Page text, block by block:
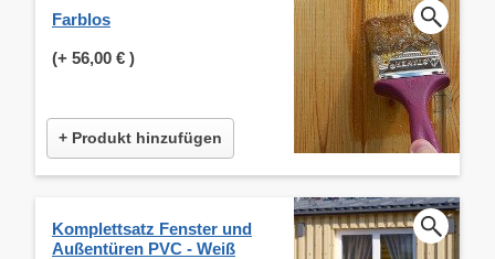
Farblos
(+ 56,00 € )
+ Produkt hinzufügen
Komplettsatz Fenster und
Außentüren PVC - Weiß